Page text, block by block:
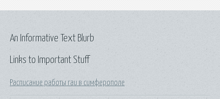
Links to Important Stuff
Расписание работы гаи в симферополе
An Informative Text Blurb